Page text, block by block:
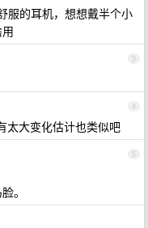
服的耳机，想想戴半个小
3
4
太大变化估计也类似吧
5
。